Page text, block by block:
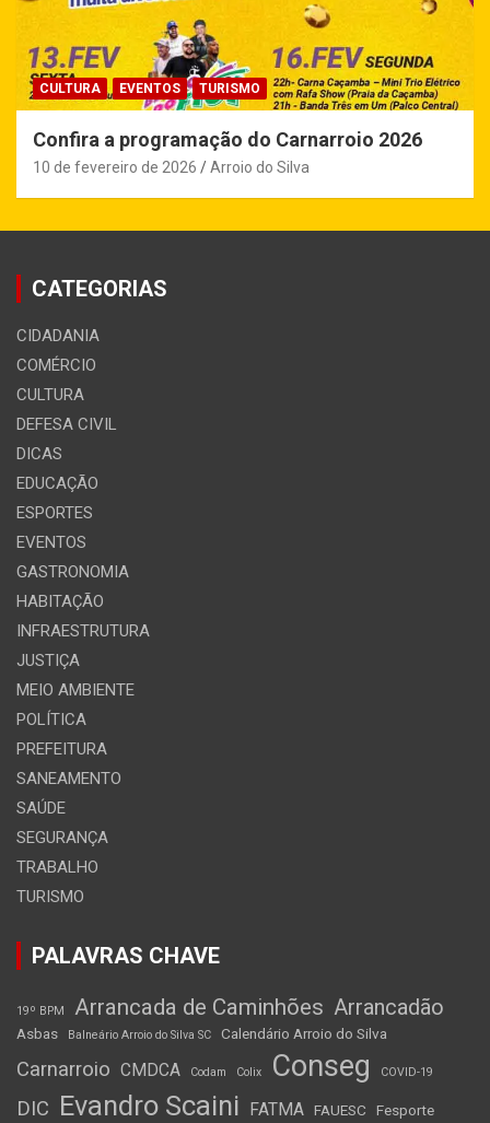
CULTURA EVENTOS TURISMO
Confira a programação do Carnarroio 2026
10 de fevereiro de 2026 Arroio do Silva
CATEGORIAS
CIDADANIA
COMÉRCIO
CULTURA
DEFESA CIVIL
DICAS
EDUCAÇÃO
ESPORTES
EVENTOS
GASTRONOMIA
HABITAÇÃO
INFRAESTRUTURA
JUSTIÇA
MEIO AMBIENTE
POLÍTICA
PREFEITURA
SANEAMENTO
SAÚDE
SEGURANÇA
TRABALHO
TURISMO
PALAVRAS CHAVE
19º BPM Arrancada de Caminhões Arrancadão
Asbas Balneário Arroio do Silva SC Calendário Arroio do Silva
Carnarroio CMDCA Codam Colix Conseg COVID-19
DIC Evandro Scaini FATMA FAUESC Fesporte